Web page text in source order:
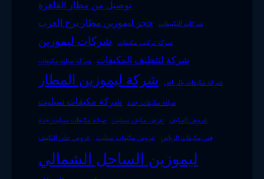
توصيل من مطار القاهرة
حجز ليموزين مطار برج العرب
شركات التكييفات
شركات ليموزين شركة تركيب مكيفات
شركة صيانة مكيفات شركة لتنظيف المكيفات
شركة ليموزين المطار شركة مكيفات بالرياض
شركة مكيفات سبليت صيانة مكيفات جدة
صيانة مكيفات سبليت جدة عرض مكيف سبليت عروض المكيف
عروض على التكييف عروض مكيفات سبليت فني مكيفات الرياض
ليموزين الساحل الشمالي